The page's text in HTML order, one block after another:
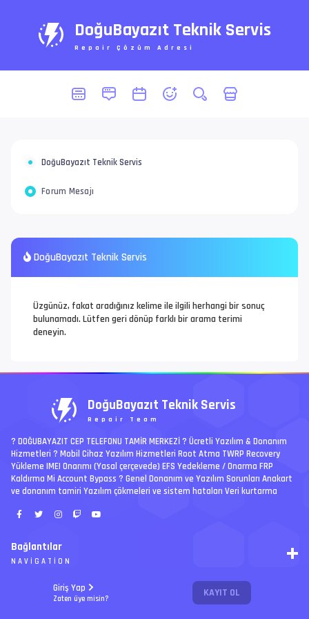
DoğuBayazıt Teknik Servis
Repair Çözüm Adresi
Giriş Yap
Zaten üye misin? KAYIT OL
DoğuBayazıt Teknik Servis
Forum Mesajı
DoğuBayazıt Teknik Servis
Üzgünüz, fakat aradığınız kelime ile ilgili herhangi bir sonuç
bulunamadı. Lütfen geri dönüp farklı bir arama terimi
deneyin.
DoğuBayazıt Teknik Servis
Repair Team
? DOĞUBAYAZIT CEP TELEFONU TAMİR MERKEZİ ?️ Ücretli Yazılım & Donanım
Hizmetleri ? Mobil Cihaz Yazılım Hizmetleri Root Atma TWRP Recovery
Yükleme IMEI Onarımı (Yasal çerçevede) EFS Yedekleme / Onarma FRP
Kaldırma Mi Account Bypass ? Genel Donanım ve Yazılım Sorunları Anakart
ve donanım tamiri Yazılım çökmeleri ve sistem hataları Veri kurtarma
Bağlantılar
NAVIGATION
Ücretli İşler | Paid Jobs